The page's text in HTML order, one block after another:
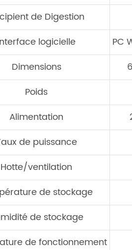
de Digestion
logicielle
PC
Dimensions
Poids
Alimentation
de puissance
Hotte/ventilation
de stockage
de stockage
de fonctionnement